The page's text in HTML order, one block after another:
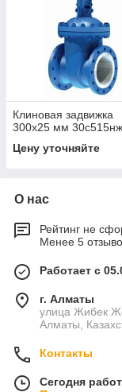
Клиновая задвижка
300x25 мм
Цену уточняйте
О нас
Рейтинг не
Менее 5
Работает с
г. Алматы
улица Жибек
Алматы,
Контакты
Сегодня